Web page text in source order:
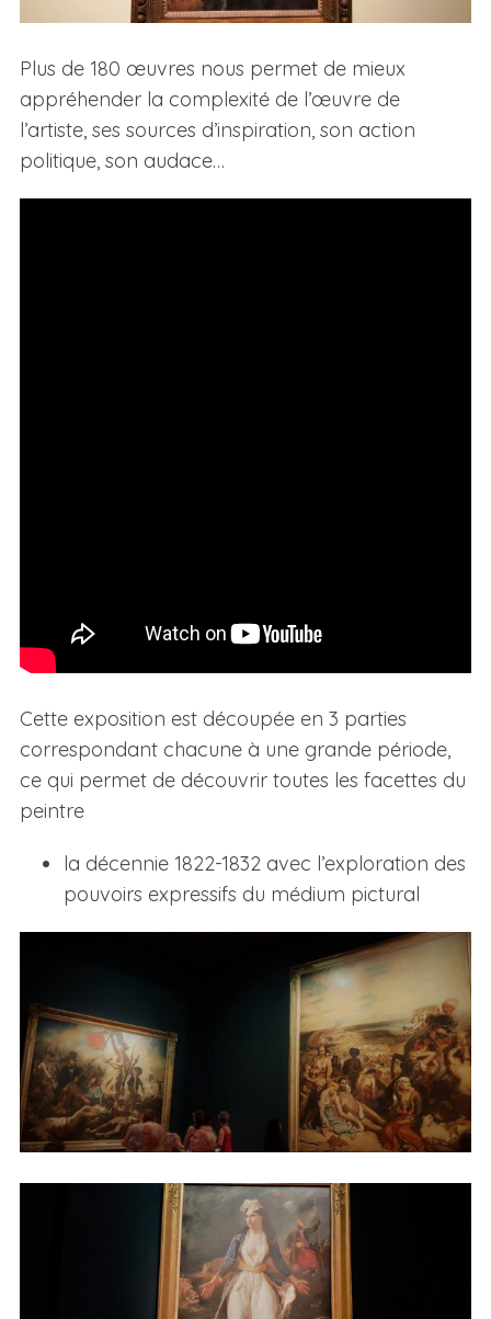
Plus de 180 œuvres nous permet de mieux
appréhender la complexité de l’œuvre de
l’artiste, ses sources d’inspiration, son action
politique, son audace…
Cette exposition est découpée en 3 parties
correspondant chacune à une grande période,
ce qui permet de découvrir toutes les facettes du
peintre
la décennie 1822-1832 avec l’exploration des
pouvoirs expressifs du médium pictural